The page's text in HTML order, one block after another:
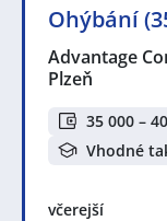
Ohýbání
Advantage
Plzeň
35 000 –
Vhodné
včerejší